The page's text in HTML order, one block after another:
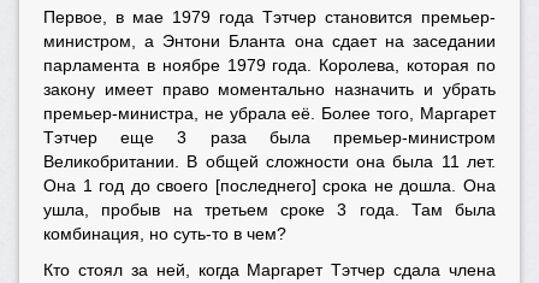
Первое, в мае 1979 года Тэтчер становится премьер-
министром, а Энтони Бланта она сдает на заседании
парламента в ноябре 1979 года. Королева, которая по
закону имеет право моментально назначить и убрать
премьер-министра, не убрала её. Более того, Маргарет
Тэтчер еще 3 раза была премьер-министром
Великобритании. В общей сложности она была 11 лет.
Она 1 год до своего [последнего] срока не дошла. Она
ушла, пробыв на третьем сроке 3 года. Там была
комбинация, но суть-то в чем?
Кто стоял за ней, когда Маргарет Тэтчер сдала члена